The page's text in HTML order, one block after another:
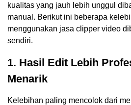
kualitas yang jauh lebih unggul
manual. Berikut ini beberapa
menggunakan jasa clipper video
sendiri.
1. Hasil Edit Lebih
Menarik
Kelebihan paling mencolok dari